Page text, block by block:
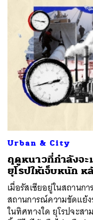
Urban & City
ฤดูหนาวที่กำลังจะ
ยุโรปให้เจ็บหนัก
เมื่อรัสเซียอยู่ในสถานก
สถานการณ์ความขัดแย้ง
ในทิศทางใด ยุโรปจะส